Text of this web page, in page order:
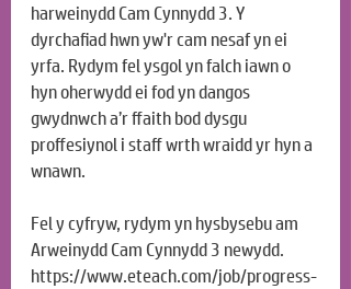
harweinydd Cam Cynnydd 3. Y
dyrchafiad hwn yw'r cam nesaf yn ei
yrfa. Rydym fel ysgol yn falch iawn o
hyn oherwydd ei fod yn dangos
gwydnwch a’r ffaith bod dysgu
proffesiynol i staff wrth wraidd yr hyn a
wnawn.
Fel y cyfryw, rydym yn hysbysebu am
Arweinydd Cam Cynnydd 3 newydd.
https://www.eteach.com/job/progress-